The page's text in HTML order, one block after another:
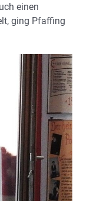
einen
ging Pfaffing